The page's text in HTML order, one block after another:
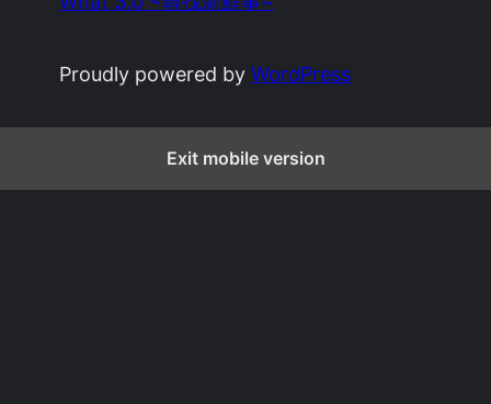
Proudly powered byWordPress
Exit mobile version